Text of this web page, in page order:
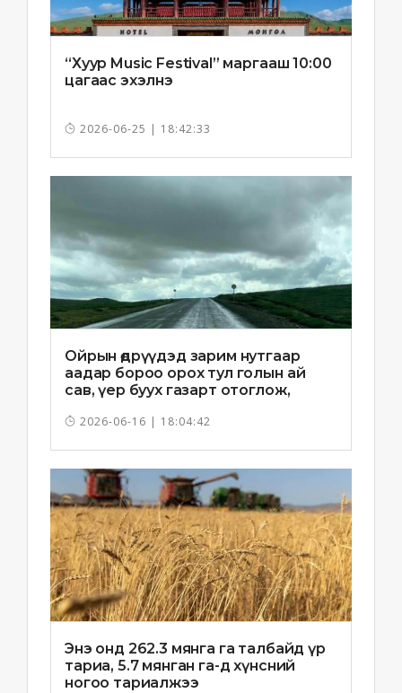
“Хуур Music Festival” маргааш 10:00
цагаас эхэлнэ
2026-06-25 | 18:42:33
Ойрын өдрүүдэд зарим нутгаар
аадар бороо орох тул голын ай
сав, үер буух газарт отоглож,
2026-06-16 | 18:04:42
Энэ онд 262.3 мянга га талбайд үр
тариа, 5.7 мянган га-д хүнсний
ногоо тариалжээ